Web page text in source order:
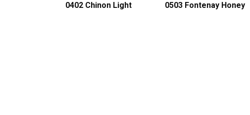
0402 Chinon Light 0503 Fontenay Honey